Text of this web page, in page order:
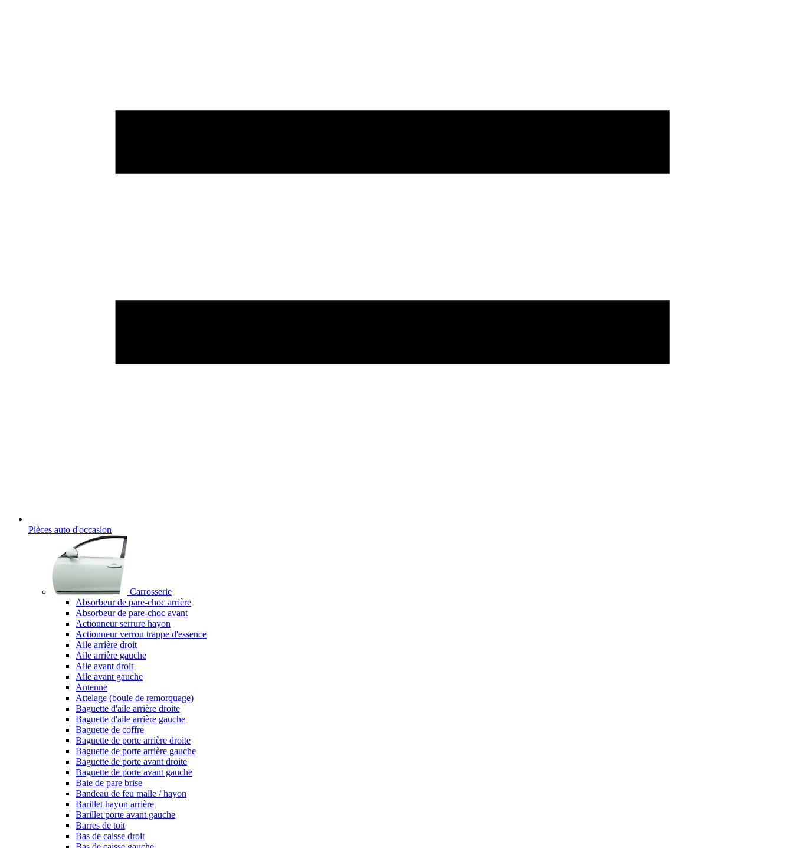
Pièces auto d'occasion
Carrosserie
Absorbeur de pare-choc arrière
Absorbeur de pare-choc avant
Actionneur serrure hayon
Actionneur verrou trappe d'essence
Aile arrière droit
Aile arrière gauche
Aile avant droit
Aile avant gauche
Antenne
Attelage (boule de remorquage)
Baguette d'aile arrière droite
Baguette d'aile arrière gauche
Baguette de coffre
Baguette de porte arrière droite
Baguette de porte arrière gauche
Baguette de porte avant droite
Baguette de porte avant gauche
Baie de pare brise
Bandeau de feu malle / hayon
Barillet hayon arrière
Barillet porte avant gauche
Barres de toit
Bas de caisse droit